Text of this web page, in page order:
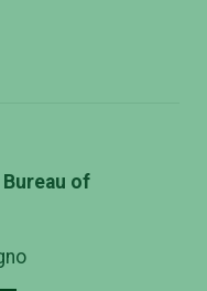
of